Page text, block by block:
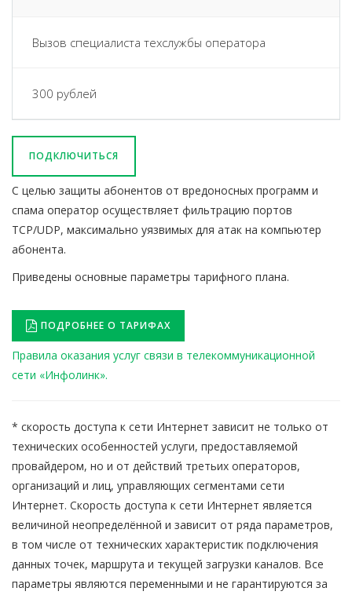
Вызов специалиста техслужбы оператора
300 рублей
ПОДКЛЮЧИТЬСЯ
С целью защиты абонентов от вредоносных программ и
спама оператор осуществляет фильтрацию портов
TCP/UDP, максимально уязвимых для атак на компьютер
абонента.
Приведены основные параметры тарифного плана.
ПОДРОБНЕЕ О ТАРИФАХ
Правила оказания услуг связи в телекоммуникационной
сети «Инфолинк».
* скорость доступа к сети Интернет зависит не только от
технических особенностей услуги, предоставляемой
провайдером, но и от действий третьих операторов,
организаций и лиц, управляющих сегментами сети
Интернет. Скорость доступа к сети Интернет является
величиной неопределённой и зависит от ряда параметров,
в том числе от технических характеристик подключения
данных точек, маршрута и текущей загрузки каналов. Все
параметры являются переменными и не гарантируются за